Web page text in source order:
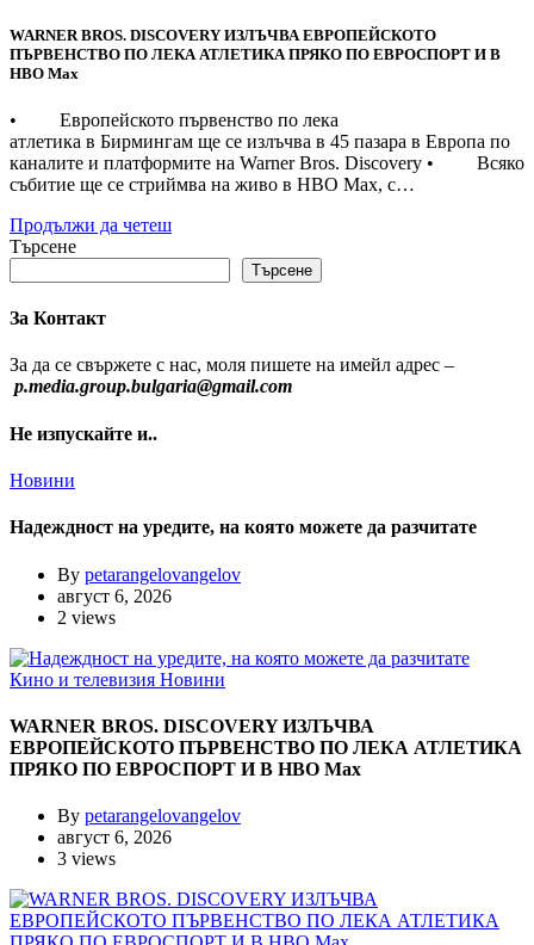
WARNER BROS. DISCOVERY ИЗЛЪЧВА ЕВРОПЕЙСКОТО
ПЪРВЕНСТВО ПО ЛЕКА АТЛЕТИКА ПРЯКО ПО ЕВРОСПОРТ И В
НВО Мах
• Европейското първенство по лека
атлетика в Бирмингам ще се излъчва в 45 пазара в Европа по
каналите и платформите на Warner Bros. Discovery • Всяко
събитие ще се стриймва на живо в HBO Max, с…
Продължи да четеш
Търсене
Търсене
За Контакт
За да се свържете с нас, моля пишете на имейл адрес –
p.media.group.bulgaria@gmail.com
Не изпускайте и..
Новини
Надеждност на уредите, на която можете да разчитате
By petarangelovangelov
август 6, 2026
2 views
Кино и телевизия Новини
WARNER BROS. DISCOVERY ИЗЛЪЧВА
ЕВРОПЕЙСКОТО ПЪРВЕНСТВО ПО ЛЕКА АТЛЕТИКА
ПРЯКО ПО ЕВРОСПОРТ И В НВО Мах
By petarangelovangelov
август 6, 2026
3 views